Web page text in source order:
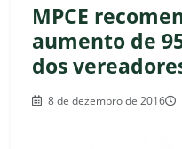
MPCE
aumento de
dos
8 de dezembro de 2016